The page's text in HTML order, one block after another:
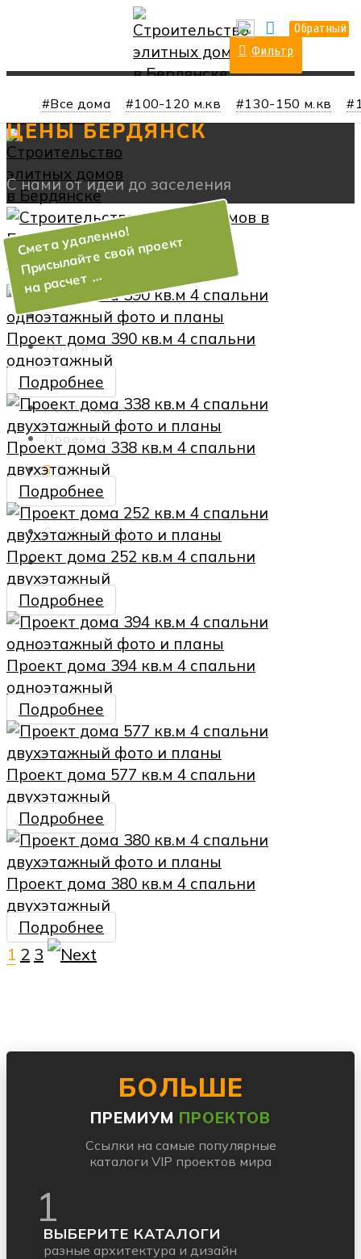
Все дома 100-120 м.кв 130-150 м.кв
Фильтр
Обратный
Toggle navigation
О нас
Услуги
Прайс
Реализации
Проекты
Расчет
План
Особенности
?
Контакты
ПОСТРОИТЬ ДОМ 4 СПАЛЬНИ
Проект дома 390 кв.м 4 спальни
одноэтажный
Подробнее
Проект дома 338 кв.м 4 спальни
двухэтажный
Подробнее
Проект дома 252 кв.м 4 спальни
двухэтажный
Подробнее
Проект дома 394 кв.м 4 спальни
одноэтажный
Подробнее
Проект дома 577 кв.м 4 спальни
двухэтажный
Подробнее
Проект дома 380 кв.м 4 спальни
двухэтажный
Подробнее
1 2 3
БОЛЬШЕ
ПРЕМИУМ ПРОЕКТОВ
Ссылки на самые популярные
каталоги VIP проектов мира
1
ВЫБЕРИТЕ КАТАЛОГИ
разные архитектура и дизайн